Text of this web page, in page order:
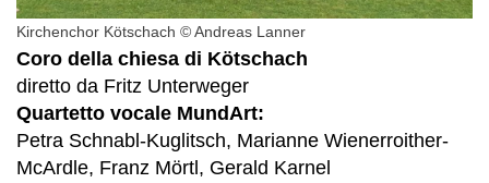
Kirchenchor Kötschach © Andreas Lanner
Coro della chiesa di Kötschach
diretto da Fritz Unterweger
Quartetto vocale MundArt:
Petra Schnabl-Kuglitsch, Marianne Wienerroither-
McArdle, Franz Mörtl, Gerald Karnel